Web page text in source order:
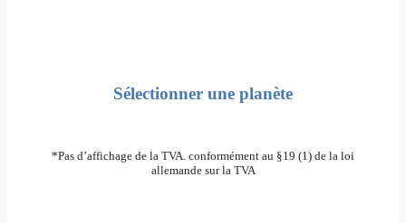
Sélectionner une planète
*Pas d’affichage de la TVA. conformément au §19 (1) de la loi
allemande sur la TVA